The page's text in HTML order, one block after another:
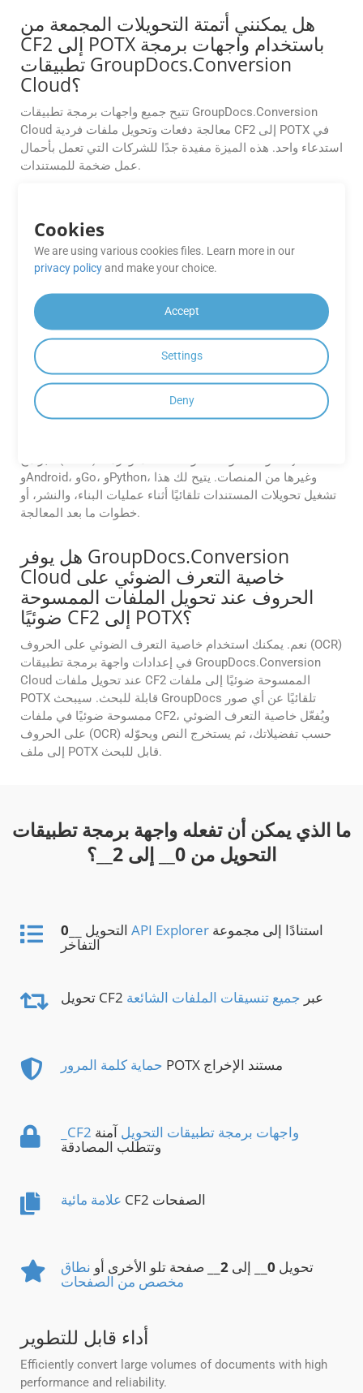
هل يمكنني أتمتة التحويلات المجمعة من
CF2 إلى POTX باستخدام واجهات برمجة
تطبيقات GroupDocs.Conversion
Cloud؟
تتيح جميع واجهات برمجة تطبيقات GroupDocs.Conversion
Cloud معالجة دفعات وتحويل ملفات فردية CF2 إلى POTX في
استدعاء واحد. هذه الميزة مفيدة جدًا للشركات التي تعمل بأحمال
عمل ضخمة للمستندات.
GroupDocs.Conversion Cloud
المجانية؟
تقدم تطبيقات GroupDocs.Conversion Cloud المجانية أداءً
موثوقًا ومخرجات عالية الجودة لاحتياجات التحويل الخاصة بك،
هل يمكنني دمج GroupDocs.Conversion
Cloud في خط أنابيب CI/CD الخاص بي
لتحويل المستندات تلقائيًا؟
نعم، صُممت واجهة برمجة التطبيقات لدعم سير عمل الأتمتة.
وAndroid، وGo، وPython، وغيرها من المنصات. يتيح لك هذا
تشغيل تحويلات المستندات تلقائيًا أثناء عمليات البناء، والنشر، أو
خطوات ما بعد المعالجة.
هل يوفر GroupDocs.Conversion
Cloud خاصية التعرف الضوئي على
الحروف عند تحويل الملفات الممسوحة
ضوئيًا CF2 إلى POTX؟
نعم. يمكنك استخدام خاصية التعرف الضوئي على الحروف (OCR)
في إعدادات واجهة برمجة تطبيقات GroupDocs.Conversion
Cloud عند تحويل ملفات CF2 الممسوحة ضوئيًا إلى ملفات
POTX قابلة للبحث. سيبحث GroupDocs تلقائيًا عن أي صور
ممسوحة ضوئيًا في ملفات CF2، ويُفعّل خاصية التعرف الضوئي
على الحروف (OCR) حسب تفضيلاتك، ثم يستخرج النص ويحوّله
إلى ملف POTX قابل للبحث.
ما الذي يمكن أن تفعله واجهة برمجة تطبيقات
التحويل من 0 __ إلى 2 __؟
0 API Explorer
التفاخر
تحويل CF2 عبر جميع تنسيقات الملفات الشائعة
حماية كلمة المرور POTX مستند الإخراج
_CF2 واجهات برمجة تطبيقات التحويل آمنة
وتتطلب المصادقة
علامة مائية CF2 الصفحات
تحويل 0 __ إلى 2 __ صفحة تلو الأخرى أو نطاق
مخصص من الصفحات
أداء قابل للتطوير
Efficiently convert large volumes of documents with high
performance and reliability.
Cookies
We are using various cookies files. Learn more in our
privacy policyand make your choice.
Accept
Settings
Deny